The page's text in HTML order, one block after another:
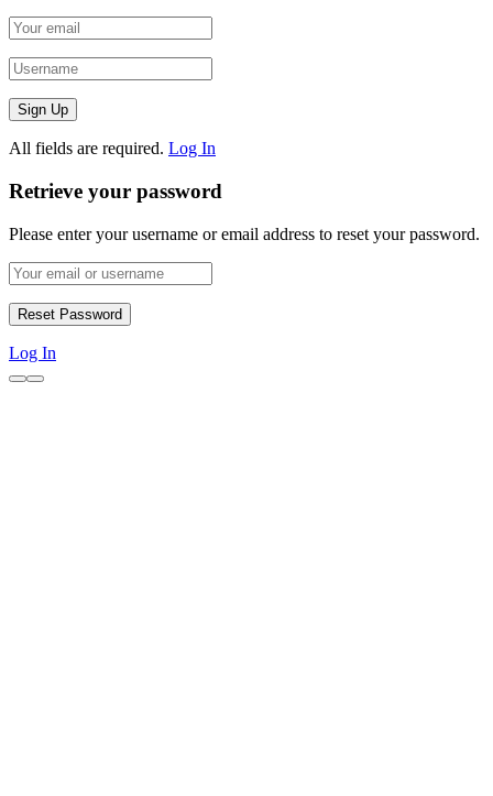
All fields are required. Log In
Retrieve your password
Please enter your username or email address to reset your password.
Log In